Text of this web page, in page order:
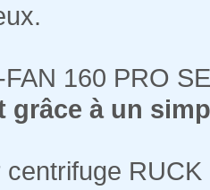
160 PRO
grâce à un